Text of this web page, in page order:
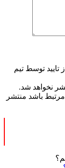
توسط تیم
نخواهد شد.
باشد منتشر